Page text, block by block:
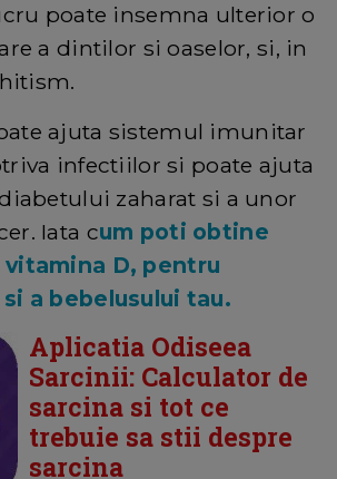
poate insemna ulterior o
a dintilor si oaselor, si, in
ajuta sistemul imunitar
infectiilor si poate ajuta
zaharat si a unor
Iata cum poti obtine
vitamina D, pentru
a bebelusului tau.
Aplicatia Odiseea
Sarcinii: Calculator de
sarcina si tot ce
trebuie sa stii despre
sarcina